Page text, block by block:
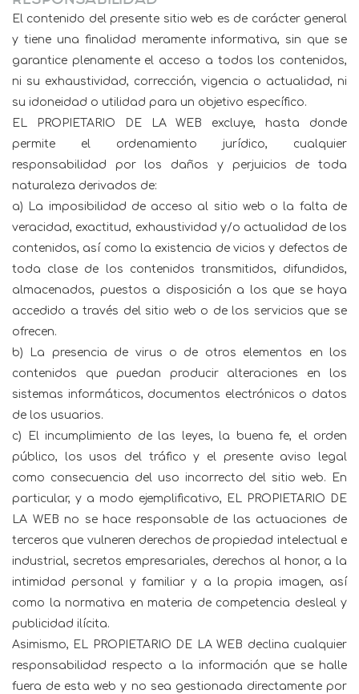
El contenido del presente sitio web es de carácter general
y tiene una finalidad meramente informativa, sin que se
garantice plenamente el acceso a todos los contenidos,
ni su exhaustividad, corrección, vigencia o actualidad, ni
su idoneidad o utilidad para un objetivo específico.
EL PROPIETARIO DE LA WEB excluye, hasta donde
permite el ordenamiento jurídico, cualquier
responsabilidad por los daños y perjuicios de toda
naturaleza derivados de:
a) La imposibilidad de acceso al sitio web o la falta de
veracidad, exactitud, exhaustividad y/o actualidad de los
contenidos, así como la existencia de vicios y defectos de
toda clase de los contenidos transmitidos, difundidos,
almacenados, puestos a disposición a los que se haya
accedido a través del sitio web o de los servicios que se
ofrecen.
b) La presencia de virus o de otros elementos en los
contenidos que puedan producir alteraciones en los
sistemas informáticos, documentos electrónicos o datos
de los usuarios.
c) El incumplimiento de las leyes, la buena fe, el orden
público, los usos del tráfico y el presente aviso legal
como consecuencia del uso incorrecto del sitio web. En
particular, y a modo ejemplificativo, EL PROPIETARIO DE
LA WEB no se hace responsable de las actuaciones de
terceros que vulneren derechos de propiedad intelectual e
industrial, secretos empresariales, derechos al honor, a la
intimidad personal y familiar y a la propia imagen, así
como la normativa en materia de competencia desleal y
publicidad ilícita.
Asimismo, EL PROPIETARIO DE LA WEB declina cualquier
responsabilidad respecto a la información que se halle
fuera de esta web y no sea gestionada directamente por